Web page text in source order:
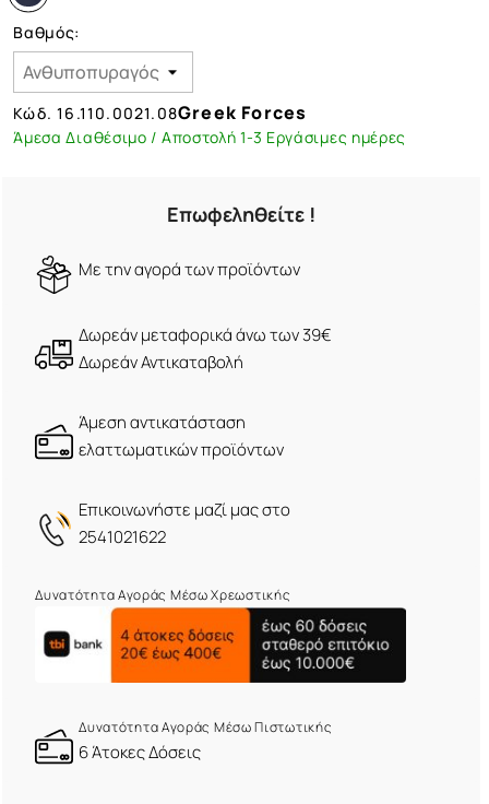
Βαθμός:
Κώδ.16.110.0021.08Greek Forces
Άμεσα Διαθέσιμο / Αποστολή 1-3 Εργάσιμες ημέρες
Επωφεληθείτε !
Mε την αγορά των προϊόντων
Δωρεάν μεταφορικά άνω των 39€
Δωρεάν Αντικαταβολή
Άμεση αντικατάσταση
ελαττωματικών προϊόντων
Eπικοινωνήστε μαζί μας στο
2541021622
Δυνατότητα Αγοράς Μέσω Χρεωστικής
Δυνατότητα Αγοράς Μέσω Πιστωτικής
6 Άτοκες Δόσεις